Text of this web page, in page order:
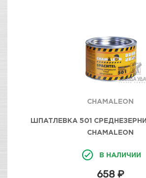
CHAMALEON
ШПАТЛЕВКА 501
CHAMALEON
В НАЛИЧИИ
658 ₽